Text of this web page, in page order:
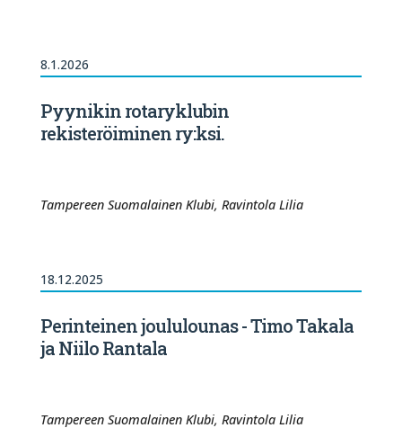
8.1.2026
Pyynikin rotaryklubin
rekisteröiminen ry:ksi.
Tampereen Suomalainen Klubi, Ravintola Lilia
18.12.2025
Perinteinen joululounas - Timo Takala
ja Niilo Rantala
Tampereen Suomalainen Klubi, Ravintola Lilia